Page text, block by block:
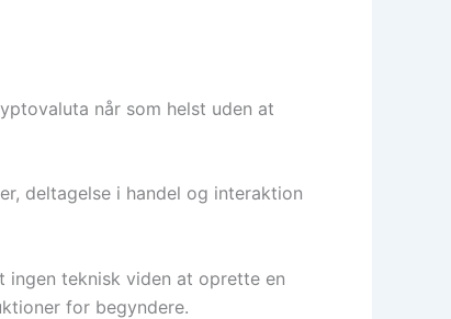
når som helst uden at
deltagelse i handel og interaktion
teknisk viden at oprette en
for begyndere.